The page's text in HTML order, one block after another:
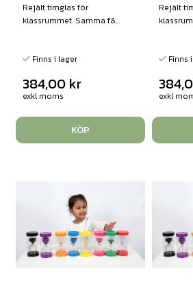
Rejält timglas för
klassrummet. Samma f&...
Finns i lager
384,00 kr
exkl moms
KÖP
Rejält
Finns
exkl